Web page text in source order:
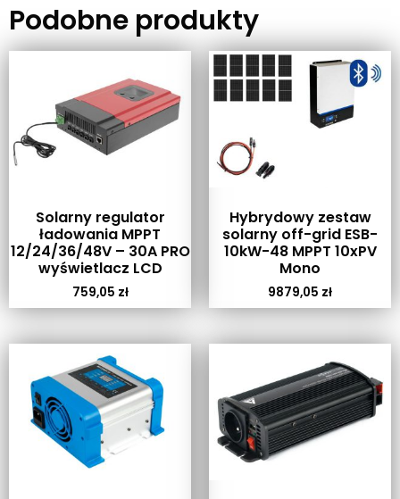
Podobne produkty
Solarny regulator
ładowania MPPT
12/24/36/48V – 30A PRO
wyświetlacz LCD
759,05 zł
Hybrydowy zestaw
solarny off-grid ESB-
10kW-48 MPPT 10xPV
Mono
9879,05 zł